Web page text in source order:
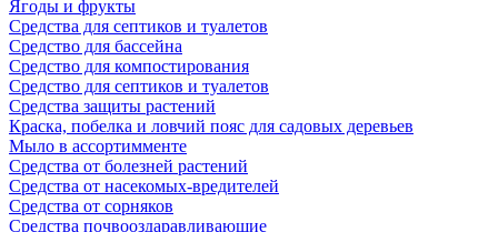
Ягоды и фрукты
Средства для септиков и туалетов
Средство для бассейна
Средство для компостирования
Средство для септиков и туалетов
Средства защиты растений
Краска, побелка и ловчий пояс для садовых деревьев
Мыло в ассортимменте
Средства от болезней растений
Средства от насекомых-вредителей
Средства от сорняков
Средства почвооздаравливающие